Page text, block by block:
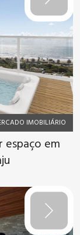
IMOBILIÁRIO
espaço em